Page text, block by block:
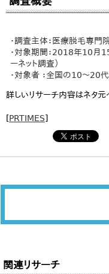
・調査主体：医療脱毛専門
・対象期間：2018年10月
ーネット調査）
・対象者 ：全国の10～20
詳しいリサーチ内容はネタ元
[PRTIMES]
関連リサーチ